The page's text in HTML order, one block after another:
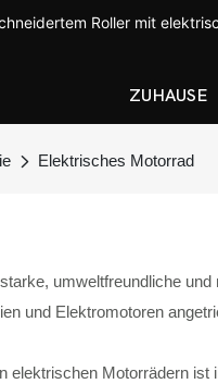
Roller mit
ZUHAUSE
Elektrisches Motorrad
umweltfreundliche
und Elektromotoren
Motorrädern